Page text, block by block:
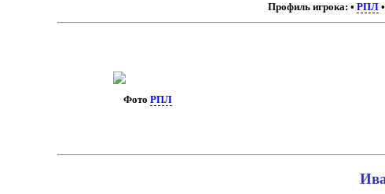
Профиль игрока: • РПЛ•
Фото РПЛ